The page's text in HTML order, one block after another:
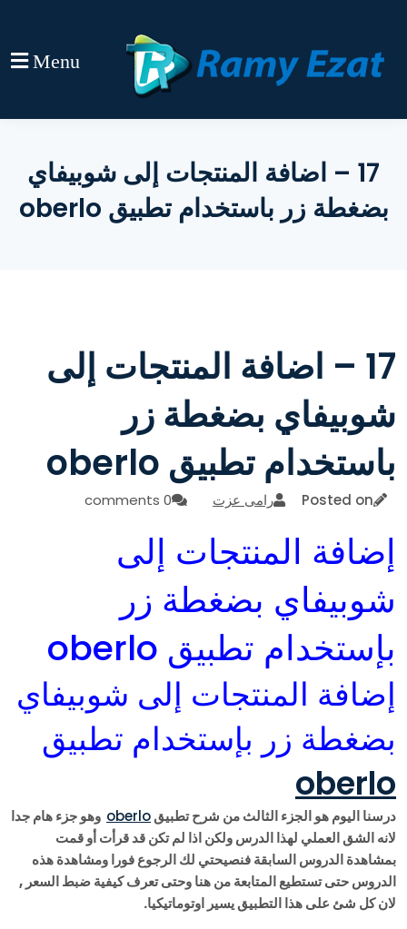
Menu
17 – اضافة المنتجات إلى شوبيفاي
بضغطة زر باستخدام تطبيق oberlo
17 – اضافة المنتجات إلى
شوبيفاي بضغطة زر
باستخدام تطبيق oberlo
Posted on رامى عزت 0 comments
إضافة المنتجات إلى
شوبيفاي بضغطة زر
بإستخدام تطبيق oberlo
إضافة المنتجات إلى شوبيفاي
بضغطة زر بإستخدام تطبيق
oberlo
درسنا اليوم هو الجزء الثالث من شرح تطبيقoberlo وهو جزء هام جدا
لانه الشق العملي لهذا الدرس ولكن اذا لم تكن قد قرأت أو قمت
بمشاهدة الدروس السابقة فنصيحتي لك الرجوع فورا ومشاهدة هذه
الدروس حتى تستطيع المتابعة من هنا وحتى تعرف كيفية ضبط السعر ,
لان كل شئ على هذا التطبيق يسير اوتوماتيكيا.